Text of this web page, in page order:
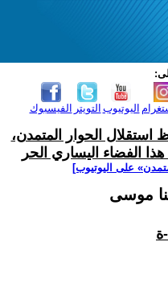
الفيسبوك التويتر اليوتيوب
استقلال الحوار المتمدن،
الفضاء اليساري الحر
على اليوتيوب]
موسى
ة